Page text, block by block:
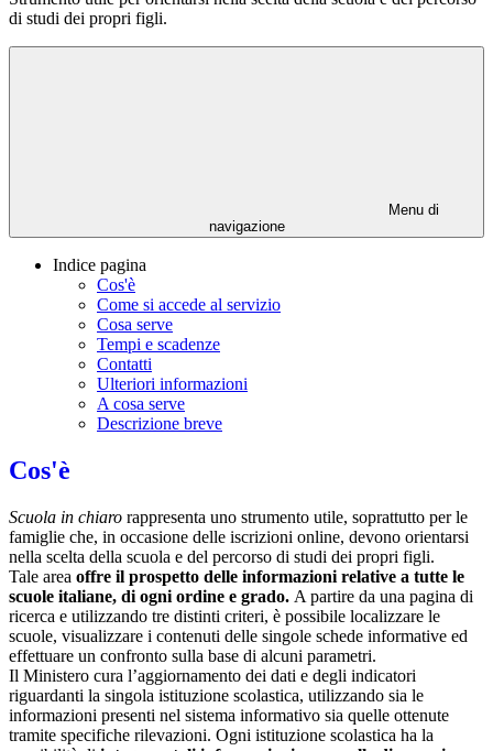
di studi dei propri figli.
Menu di
navigazione
Indice pagina
Cos'è
Come si accede al servizio
Cosa serve
Tempi e scadenze
Contatti
Ulteriori informazioni
A cosa serve
Descrizione breve
Cos'è
Scuola in chiaro rappresenta uno strumento utile, soprattutto per le
famiglie che, in occasione delle iscrizioni online, devono orientarsi
nella scelta della scuola e del percorso di studi dei propri figli.
Tale area offre il prospetto delle informazioni relative a tutte le
scuole italiane, di ogni ordine e grado. A partire da una pagina di
ricerca e utilizzando tre distinti criteri, è possibile localizzare le
scuole, visualizzare i contenuti delle singole schede informative ed
effettuare un confronto sulla base di alcuni parametri.
Il Ministero cura l’aggiornamento dei dati e degli indicatori
riguardanti la singola istituzione scolastica, utilizzando sia le
informazioni presenti nel sistema informativo sia quelle ottenute
tramite specifiche rilevazioni. Ogni istituzione scolastica ha la